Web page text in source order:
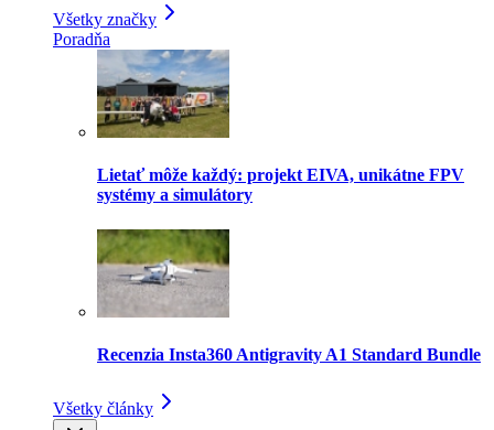
Všetky značky
Poradňa
Lietať môže každý: projekt EIVA, unikátne FPV
systémy a simulátory
Recenzia Insta360 Antigravity A1 Standard Bundle
Všetky články